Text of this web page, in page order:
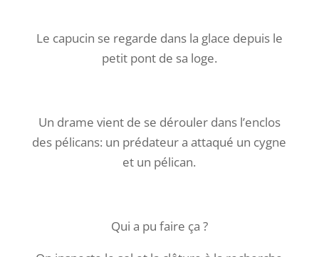
Le capucin se regarde dans la glace depuis le
petit pont de sa loge.
Un drame vient de se dérouler dans l’enclos
des pélicans: un prédateur a attaqué un cygne
et un pélican.
Qui a pu faire ça ?